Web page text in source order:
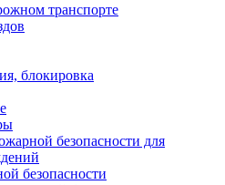
транспорте
блокировка
безопасности для
безопасности